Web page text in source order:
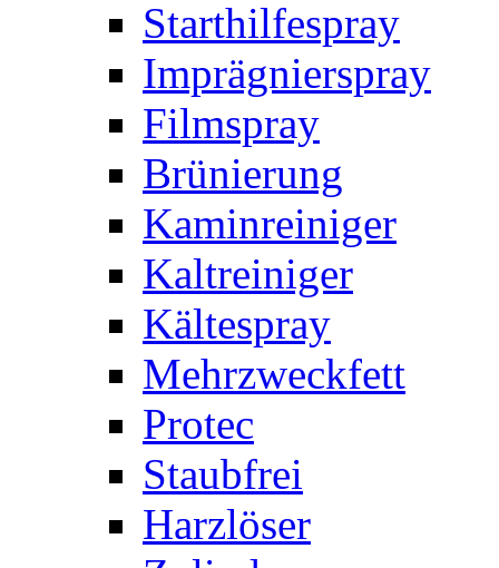
Starthilfespray
Imprägnierspray
Filmspray
Brünierung
Kaminreiniger
Kaltreiniger
Kältespray
Mehrzweckfett
Protec
Staubfrei
Harzlöser